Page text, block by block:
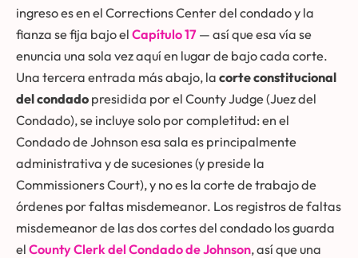
ingreso es en el Corrections Center del condado y la
fianza se fija bajo el Capítulo 17 — así que esa vía se
enuncia una sola vez aquí en lugar de bajo cada corte.
Una tercera entrada más abajo, la corte constitucional
del condado presidida por el County Judge (Juez del
Condado), se incluye solo por completitud: en el
Condado de Johnson esa sala es principalmente
administrativa y de sucesiones (y preside la
Commissioners Court), y no es la corte de trabajo de
órdenes por faltas misdemeanor. Los registros de faltas
misdemeanor de las dos cortes del condado los guarda
el County Clerk del Condado de Johnson, así que una